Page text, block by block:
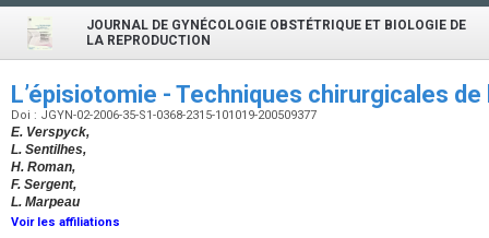
JOURNAL DE GYNÉCOLOGIE OBSTÉTRIQUE ET BIOLOGIE DE
LA REPRODUCTION
L’épisiotomie - Techniques chirurgicales
Doi : JGYN-02-2006-35-S1-0368-2315-101019-200509377
E. Verspyck,
L. Sentilhes,
H. Roman,
F. Sergent,
L. Marpeau
Voir les affiliations